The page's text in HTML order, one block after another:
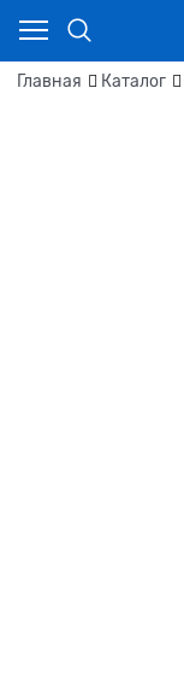
Главная Каталог